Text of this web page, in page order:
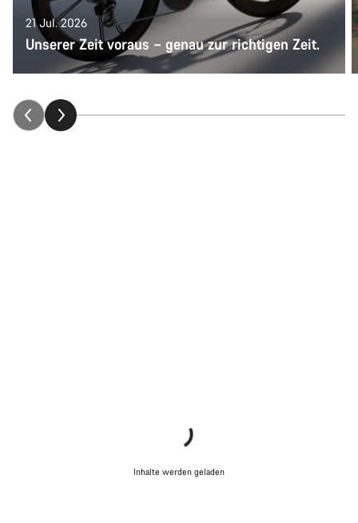
21 Jul. 2026
Unserer Zeit voraus – genau zur richtigen Zeit.
Inhalte werden geladen